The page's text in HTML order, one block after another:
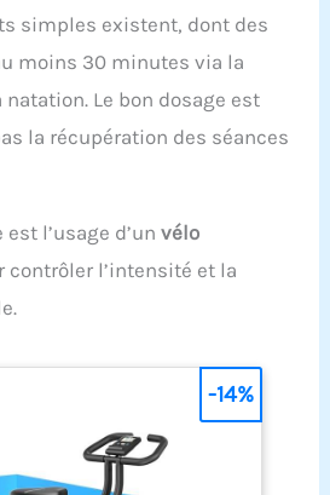
simples existent, dont des
moins 30 minutes via la
Le bon dosage est
la récupération des séances
l’usage d’unvélo
contrôler l’intensité et la
-14%